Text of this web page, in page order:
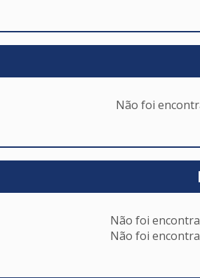
Não foi
Não foi
Não foi